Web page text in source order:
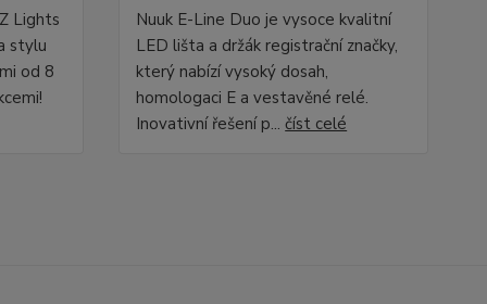
Lights
stylu
od 8
Nuuk E-Line Duo je vysoce kvalitní
LED lišta a držák registrační značky,
který nabízí vysoký dosah,
homologaci E a vestavěné relé.
Inovativní řešení p...číst celé